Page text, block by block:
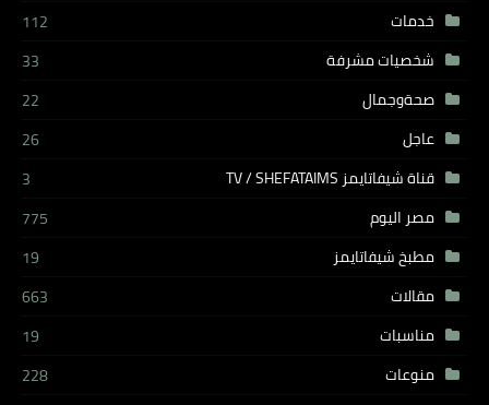
خدمات
112
شخصيات مشرفة
33
صحةوجمال
22
عاجل
26
قناة شيفاتايمز TV / SHEFATAIMS
3
مصر اليوم
775
مطبخ شيفاتايمز
19
مقالات
663
مناسبات
19
منوعات
228